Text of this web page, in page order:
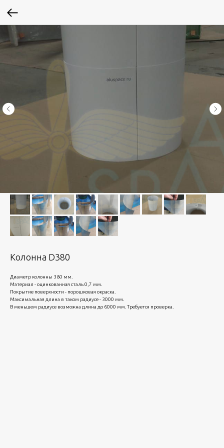
Колонна D380
Диаметр колонны 380 мм.
Материал - оцинкованная сталь 0,7 мм.
Покрытие поверхности - порошковая окраска.
Максимальная длина в таком радиусе - 3000 мм.
В меньшем радиусе возможна длина до 6000 мм. Требуется проверка.